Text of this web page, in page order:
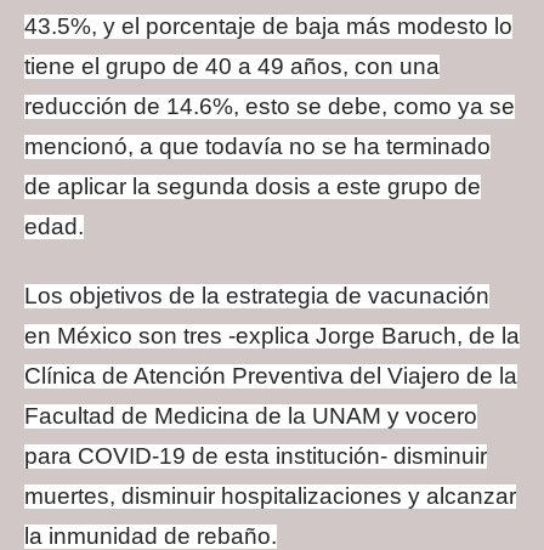
43.5%, y el porcentaje de baja más modesto lo
tiene el grupo de 40 a 49 años, con una
reducción de 14.6%, esto se debe, como ya se
mencionó, a que todavía no se ha terminado
de aplicar la segunda dosis a este grupo de
edad.
Los objetivos de la estrategia de vacunación
en México son tres -explica Jorge Baruch, de la
Clínica de Atención Preventiva del Viajero de la
Facultad de Medicina de la UNAM y vocero
para COVID-19 de esta institución- disminuir
muertes, disminuir hospitalizaciones y alcanzar
la inmunidad de rebaño.